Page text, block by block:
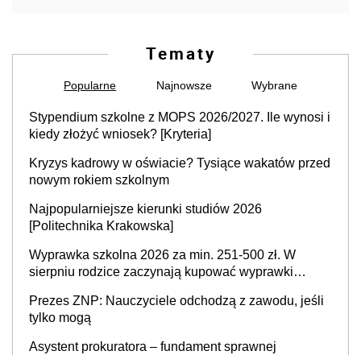
Tematy
Popularne Najnowsze Wybrane
Stypendium szkolne z MOPS 2026/2027. Ile wynosi i
kiedy złożyć wniosek? [Kryteria]
Kryzys kadrowy w oświacie? Tysiące wakatów przed
nowym rokiem szkolnym
Najpopularniejsze kierunki studiów 2026
[Politechnika Krakowska]
Wyprawka szkolna 2026 za min. 251-500 zł. W
sierpniu rodzice zaczynają kupować wyprawki
ponad 1 tys. zł
Prezes ZNP: Nauczyciele odchodzą z zawodu, jeśli
tylko mogą
Asystent prokuratora – fundament sprawnej